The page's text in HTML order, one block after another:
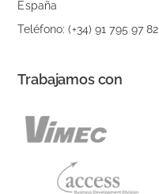
España
Teléfono: (+34) 91 795 97 82
Trabajamos con